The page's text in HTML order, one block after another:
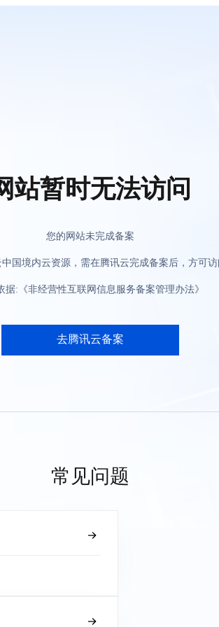
站暂时无法访问
您的网站未完成备案
国境内云资源，需在腾讯云完成备案后，方可
据:《非经营性互联网信息服务备案管理办法》
去腾讯云备案
常见问题